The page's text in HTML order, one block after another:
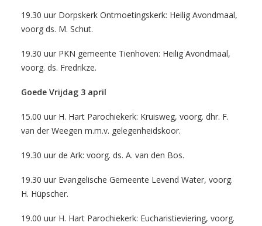
19.30 uur Dorpskerk Ontmoetingskerk: Heilig Avondmaal,
voorg ds. M. Schut.
19.30 uur PKN gemeente Tienhoven: Heilig Avondmaal,
voorg. ds. Fredrikze.
Goede Vrijdag 3 april
15.00 uur H. Hart Parochiekerk: Kruisweg, voorg. dhr. F.
van der Weegen m.m.v. gelegenheidskoor.
19.30 uur de Ark: voorg. ds. A. van den Bos.
19.30 uur Evangelische Gemeente Levend Water, voorg.
H. Hüpscher.
19.00 uur H. Hart Parochiekerk: Eucharistieviering, voorg.